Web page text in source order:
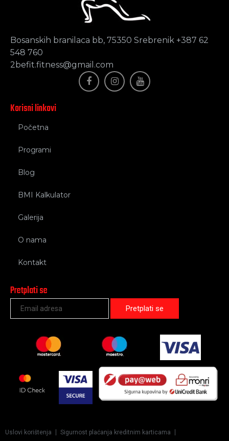
Bosanskih branilaca bb, 75350 Srebrenik +387 62
548 760
2befit.fitness@gmail.com
Korisni linkovi
Početna
Programi
Blog
BMI Kalkulator
Galerija
O nama
Kontakt
Pretplati se
Uslovi korištenja Sigurnost plaćanja kreditnim karticama